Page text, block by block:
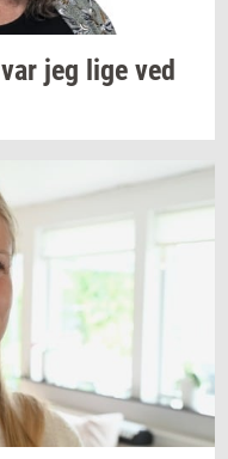
var jeg lige ved